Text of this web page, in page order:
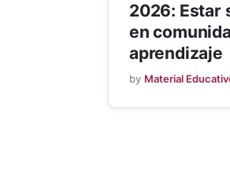
2026: Estar
en
aprendizaje
by Material